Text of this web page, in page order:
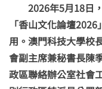
2026年5月18日，
「香山文化論壇
用。澳門科技大學校
會副主席兼秘書長陳
政區聯絡辦公室社會